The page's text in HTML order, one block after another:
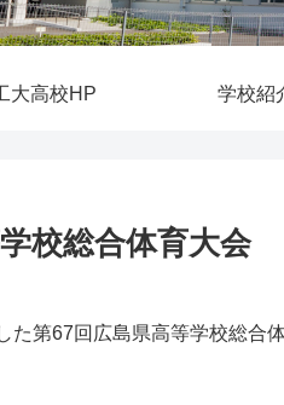
大高校HP 学校紹
校総合体育大会
た第67回広島県高等学校総合